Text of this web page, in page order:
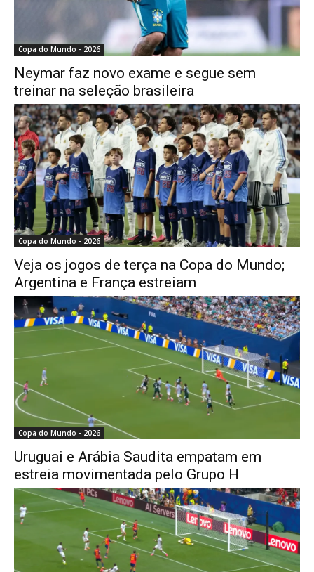
Copa do Mundo - 2026
Neymar faz novo exame e segue sem
treinar na seleção brasileira
Copa do Mundo - 2026
Veja os jogos de terça na Copa do Mundo;
Argentina e França estreiam
Copa do Mundo - 2026
Uruguai e Arábia Saudita empatam em
estreia movimentada pelo Grupo H